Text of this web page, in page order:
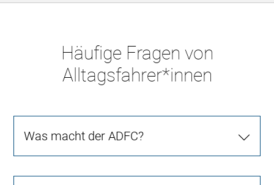
Häufige Fragen von
Alltagsfahrer*innen
Was macht der ADFC?